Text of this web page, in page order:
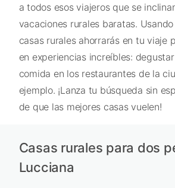
a todos esos viajeros que se
vacaciones rurales baratas.
casas rurales ahorrarás en tu viaje
en experiencias increíbles:
comida en los restaurantes de la
ejemplo. ¡Lanza tu búsqueda sin
de que las mejores casas vuelen!
Casas rurales para dos
Lucciana